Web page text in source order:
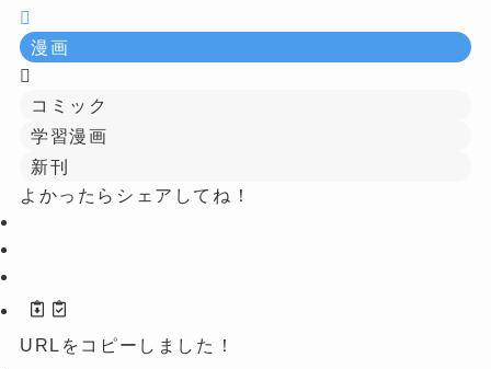
漫画
コミック
学習漫画
新刊
よかったらシェアしてね！
URLをコピーしました！